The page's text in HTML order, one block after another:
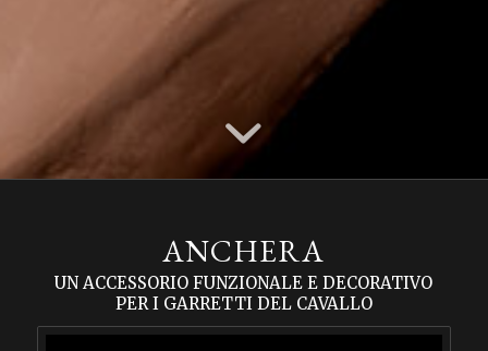
ANCHERA
UN ACCESSORIO FUNZIONALE E DECORATIVO
PER I GARRETTI DEL CAVALLO